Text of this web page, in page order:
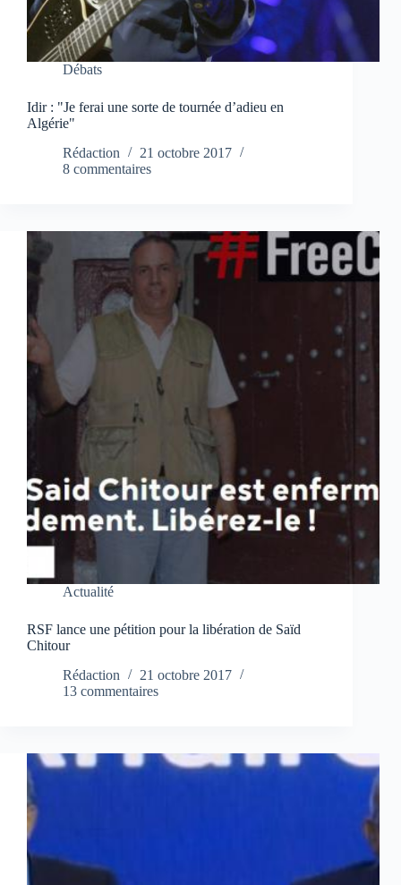
Débats
Idir : "Je ferai une sorte de tournée d’adieu en
Algérie"
Rédaction
21 octobre 2017
8 commentaires
Actualité
RSF lance une pétition pour la libération de Saïd
Chitour
Rédaction
21 octobre 2017
13 commentaires